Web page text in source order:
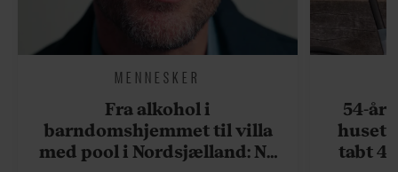
MENNESKER
Fra alkohol i
barndomshjemmet til villa
med pool i Nordsjælland: Nu
54-
huset
tabt